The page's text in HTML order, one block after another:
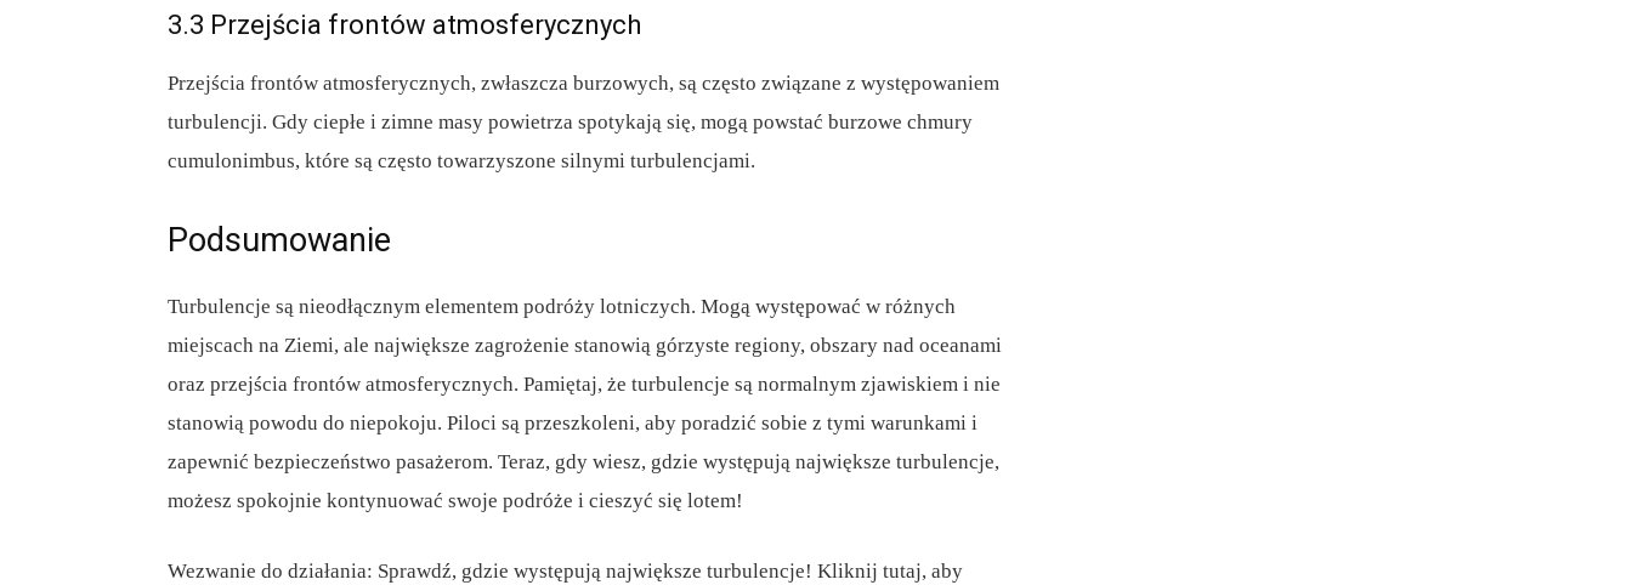
3.3 Przejścia frontów atmosferycznych
Przejścia frontów atmosferycznych, zwłaszcza burzowych, są często związane z występowaniem
turbulencji. Gdy ciepłe i zimne masy powietrza spotykają się, mogą powstać burzowe chmury
cumulonimbus, które są często towarzyszone silnymi turbulencjami.
Podsumowanie
Turbulencje są nieodłącznym elementem podróży lotniczych. Mogą występować w różnych
miejscach na Ziemi, ale największe zagrożenie stanowią górzyste regiony, obszary nad oceanami
oraz przejścia frontów atmosferycznych. Pamiętaj, że turbulencje są normalnym zjawiskiem i nie
stanowią powodu do niepokoju. Piloci są przeszkoleni, aby poradzić sobie z tymi warunkami i
zapewnić bezpieczeństwo pasażerom. Teraz, gdy wiesz, gdzie występują największe turbulencje,
możesz spokojnie kontynuować swoje podróże i cieszyć się lotem!
Wezwanie do działania: Sprawdź, gdzie występują największe turbulencje! Kliknij tutaj, aby